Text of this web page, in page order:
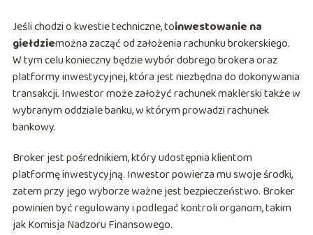
Jeśli chodzi o kwestie techniczne, toinwestowanie na
giełdziemożna zacząć od założenia rachunku brokerskiego.
W tym celu konieczny będzie wybór dobrego brokera oraz
platformy inwestycyjnej, która jest niezbędna do dokonywania
transakcji. Inwestor może założyć rachunek maklerski także w
wybranym oddziale banku, w którym prowadzi rachunek
bankowy.
Broker jest pośrednikiem, który udostępnia klientom
platformę inwestycyjną. Inwestor powierza mu swoje środki,
zatem przy jego wyborze ważne jest bezpieczeństwo. Broker
powinien być regulowany i podlegać kontroli organom, takim
jak Komisja Nadzoru Finansowego.